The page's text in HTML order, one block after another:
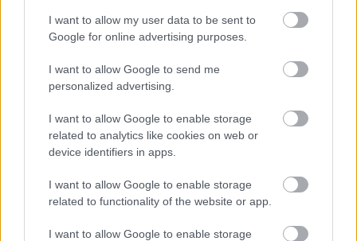
I want to allow my user data to be sent to
Google for online advertising purposes.
I want to allow Google to send me
personalized advertising.
I want to allow Google to enable storage
related to analytics like cookies on web or
device identifiers in apps.
I want to allow Google to enable storage
related to functionality of the website or app.
I want to allow Google to enable storage
később a munkahelyek is a rajzolással voltak
kapcsolatban, igaz, kicsit másképpen. Az
elmúlt 10 évben cégeknek terveztem
arculatokat, hirdetéseket, reklámfilmeket és
tűnhet ez a terület az illusztrációk világától,
de lényegében ez is egyfajta képalkotás. Pár
éve a Moholy-Nagy Művészeti Egyetem
kurzust, és úgy látszik, ha az ember sokat
magyaráz a dolgok elméletéről, előbb-utóbb
ismét kedve szottyan a gyakorlathoz is.